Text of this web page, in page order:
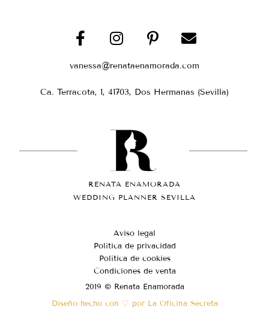
vanessa@renataenamorada.com
Ca. Terracota, 1, 41703, Dos Hermanas (Sevilla)
RENATA ENAMORADA
WEDDING PLANNER SEVILLA
Aviso legal
Política de privacidad
Política de cookies
Condiciones de venta
2019 © Renata Enamorada
Diseño hecho con ♡ por La Oficina Secreta